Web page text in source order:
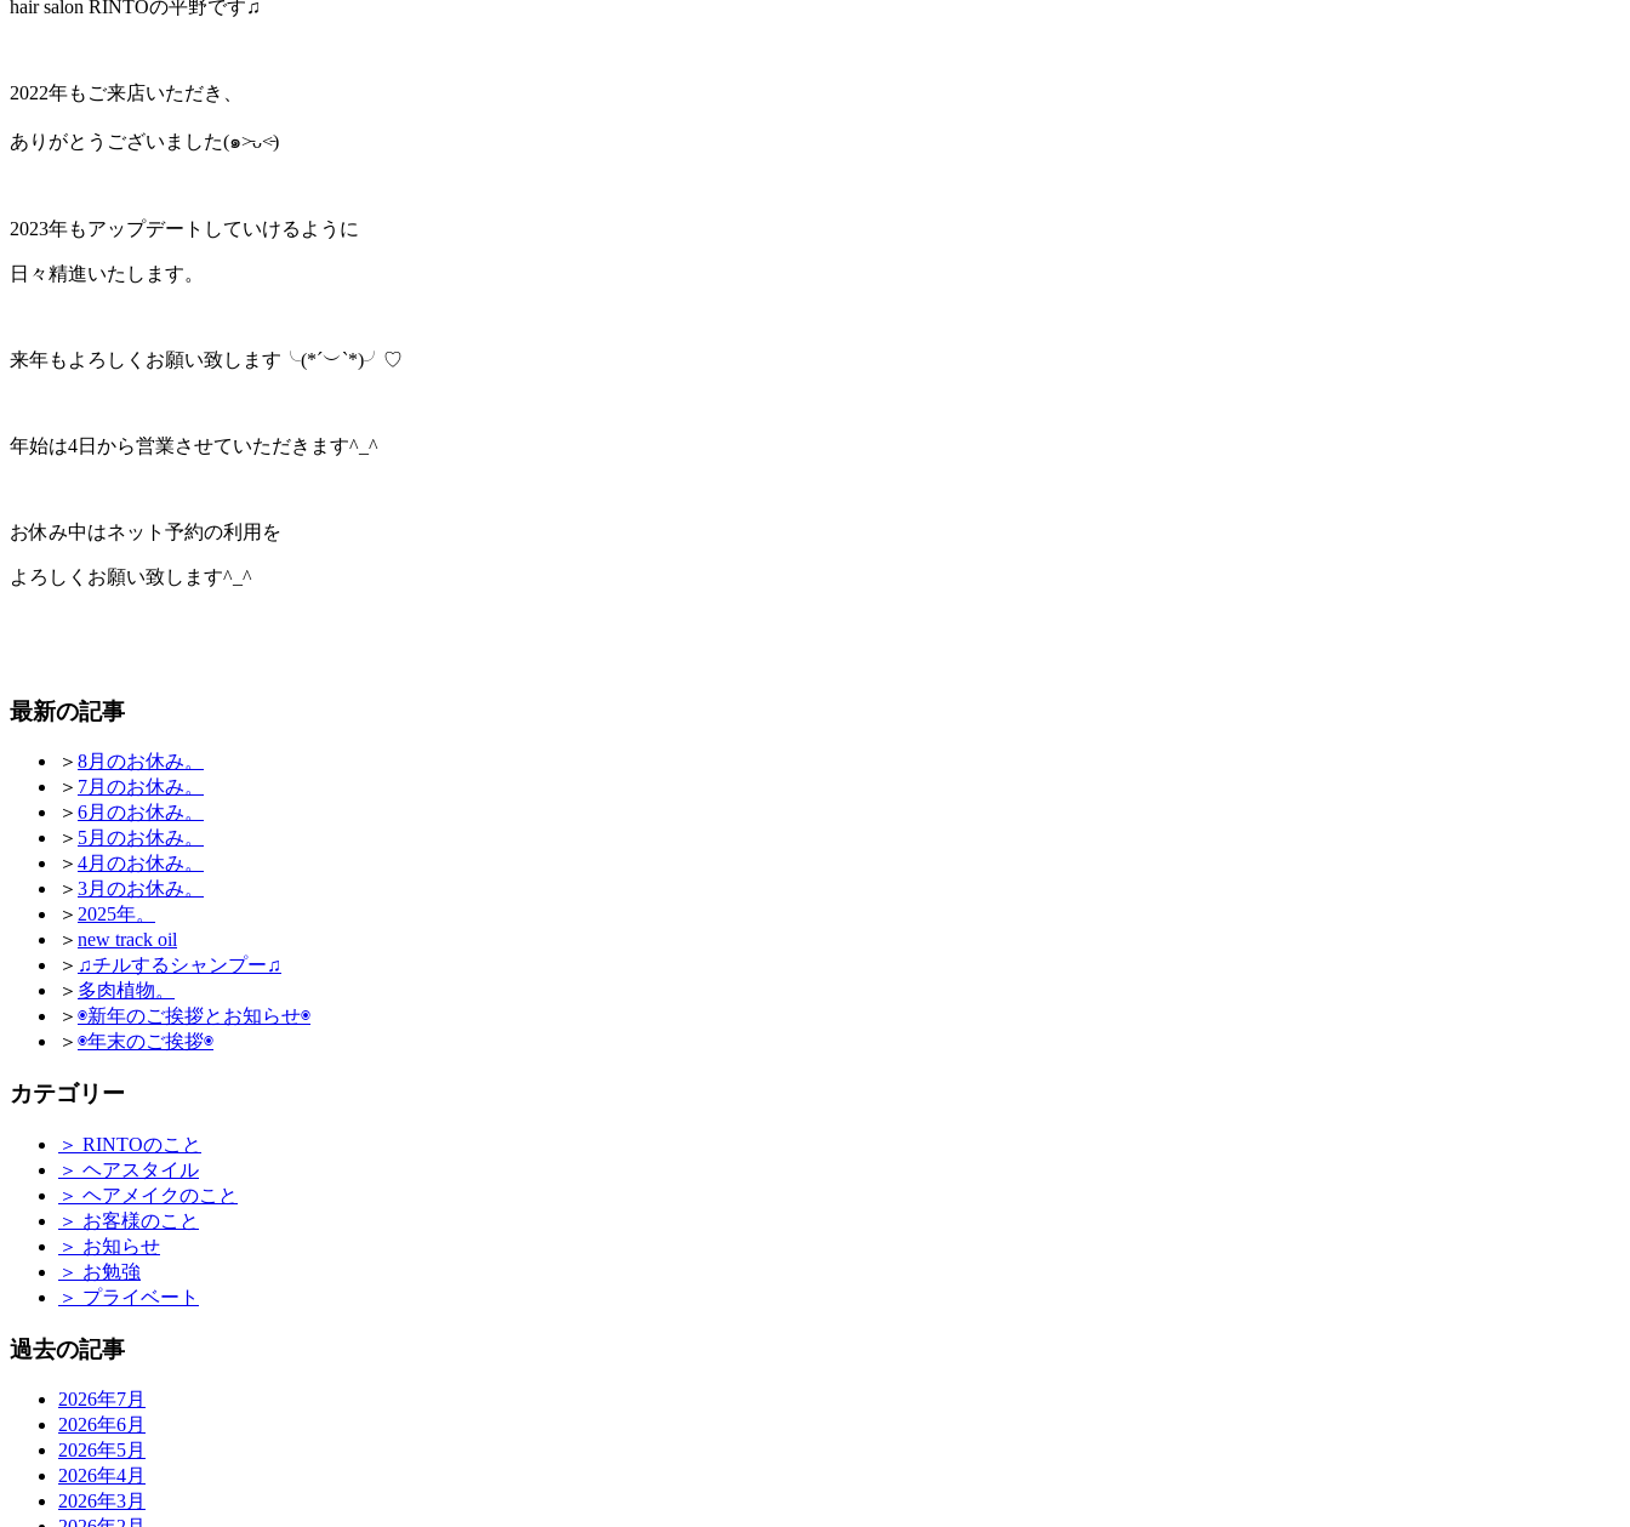
hair salon RINTOの平野です♫
2022年もご来店いただき、
ありがとうございました(๑˃̵ᴗ˂̵)
2023年もアップデートしていけるように
日々精進いたします。
来年もよろしくお願い致します╰(*´︶`*)╯♡
年始は4日から営業させていただきます^_^
お休み中はネット予約の利用を
よろしくお願い致します^_^
最新の記事
＞ 8月のお休み。
＞ 7月のお休み。
＞ 6月のお休み。
＞ 5月のお休み。
＞ 4月のお休み。
＞ 3月のお休み。
＞ 2025年。
＞ new track oil
＞ ♫チルするシャンプー♫
＞ 多肉植物。
＞ ◉新年のご挨拶とお知らせ◉
＞ ◉年末のご挨拶◉
カテゴリー
＞ RINTOのこと
＞ ヘアスタイル
＞ ヘアメイクのこと
＞ お客様のこと
＞ お知らせ
＞ お勉強
＞ プライベート
過去の記事
2026年7月
2026年6月
2026年5月
2026年4月
2026年3月